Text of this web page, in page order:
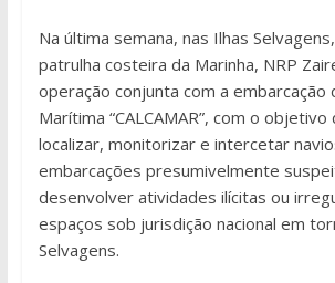
Na última semana, nas Ilhas
patrulha costeira da Marinha, NRP
operação conjunta com a embarcação
Marítima “CALCAMAR”, com o
localizar, monitorizar e intercetar
embarcações presumivelmente
desenvolver atividades ilícitas ou
espaços sob jurisdição nacional em
Selvagens.